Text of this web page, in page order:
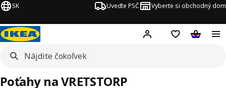
SK Uveďte PSČ Vyberte si obchodný dom
Hej! Prihlásenie
NákupnýNákupný
Poťahy na VRETSTORP